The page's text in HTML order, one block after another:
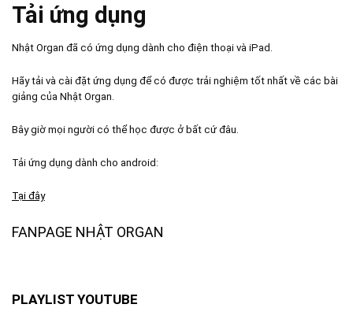
Tải ứng dụng
Nhật Organ đã có ứng dụng dành cho điện thoại và iPad.
Hãy tải và cài đặt ứng dụng để có được trải nghiệm tốt nhất về các bài
giảng của Nhật Organ.
Bây giờ mọi người có thể học được ở bất cứ đâu.
Tải ứng dụng dành cho android:
Tại đây
FANPAGE NHẬT ORGAN
PLAYLIST YOUTUBE